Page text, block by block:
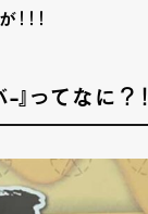
！！
』ってなに？！